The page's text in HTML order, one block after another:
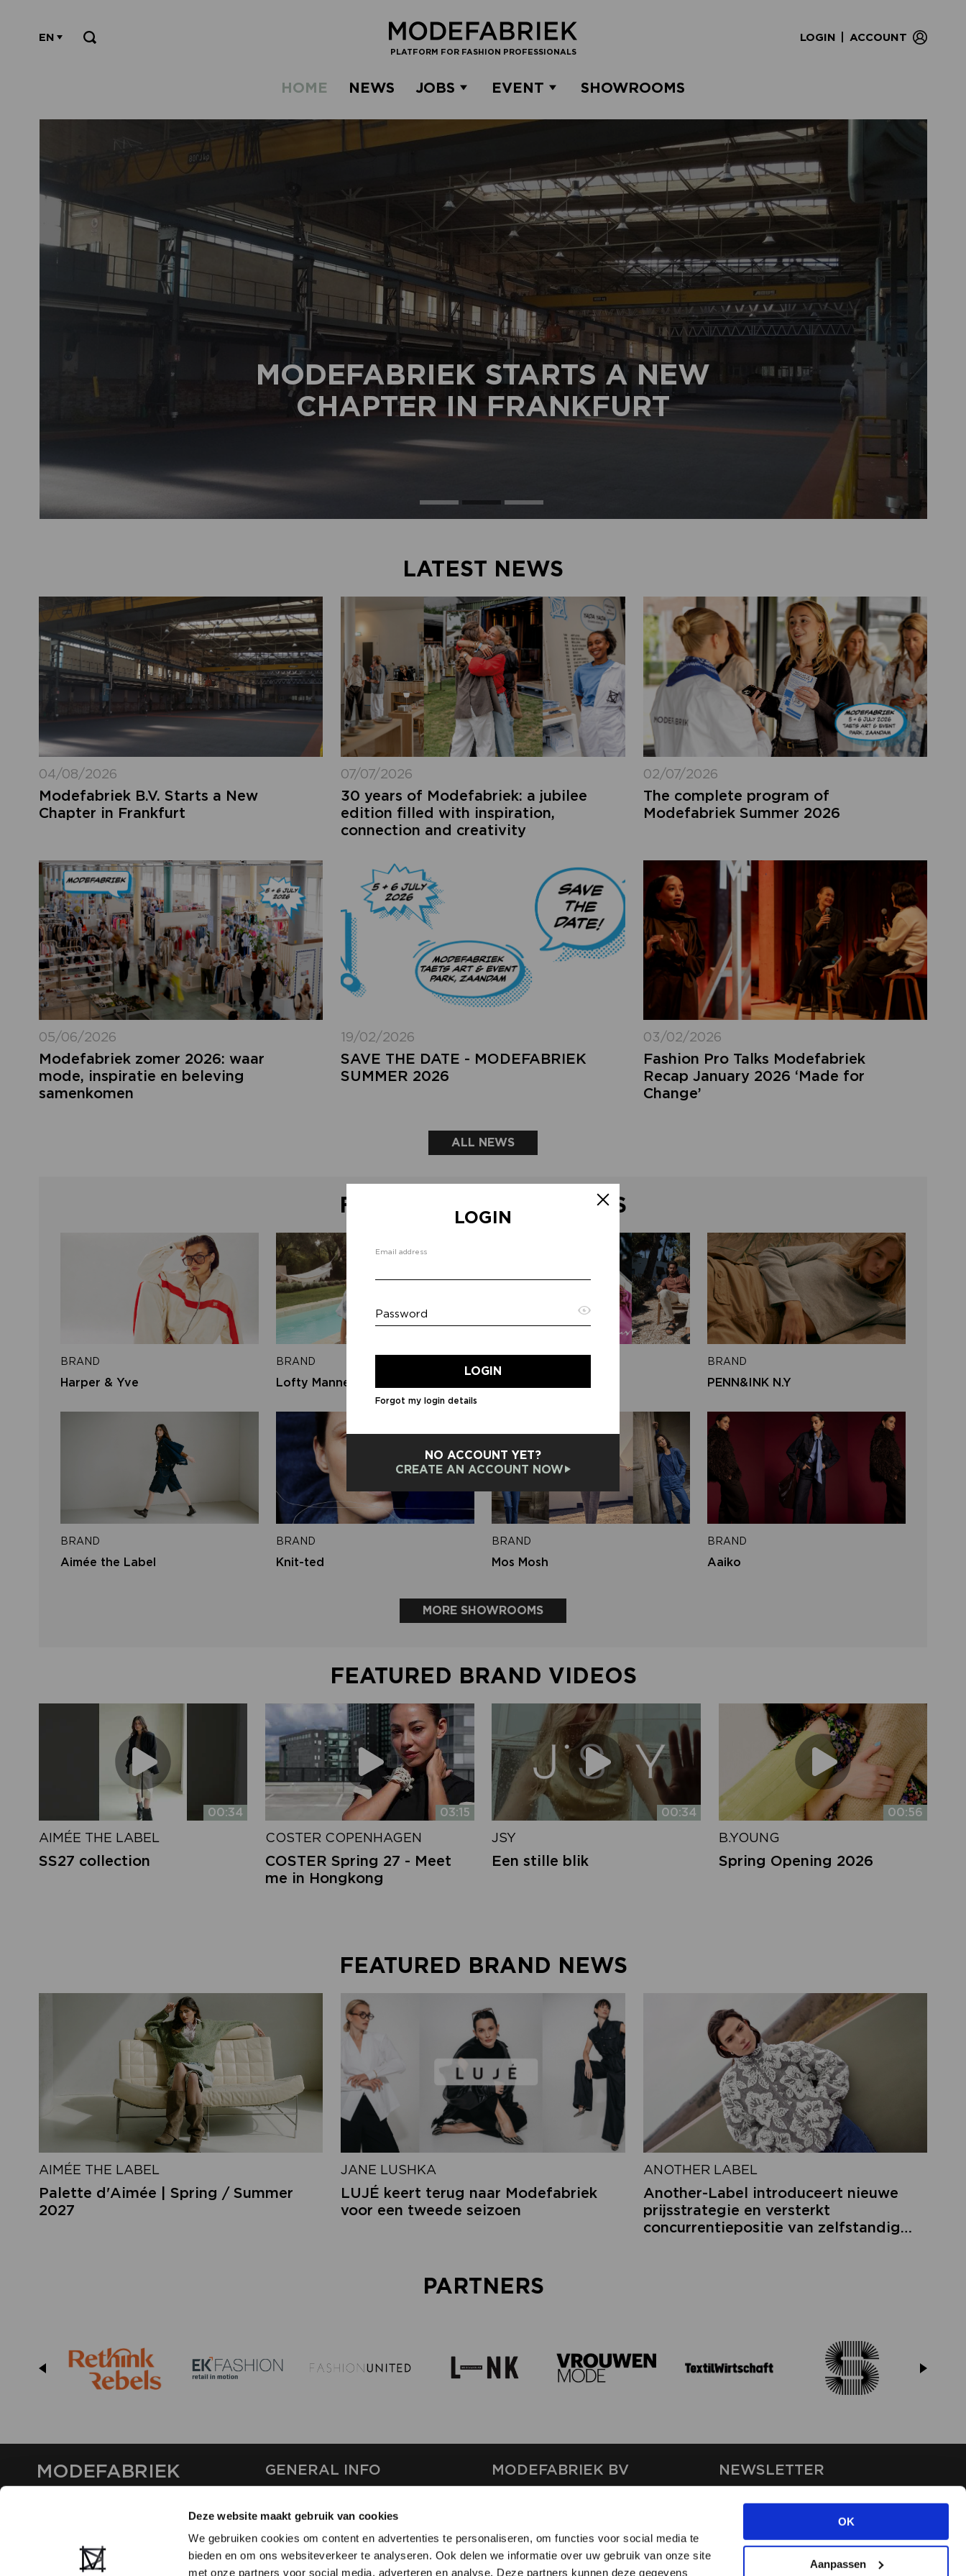
Deze website maakt gebruik van cookies
We gebruiken cookies om content en advertenties te personaliseren, om functies voor social media te
bieden en om ons websiteverkeer te analyseren. Ook delen we informatie over uw gebruik van onze site
met onze partners voor social media, adverteren en analyse. Deze partners kunnen deze gegevens
OK
Aanpassen
LOGIN
Email address
Password
LOGIN
Forgot my login details
DETAILS
Forgot your login details? Enter the email
address of your account and click 'send'
Email address
SEND
NO ACCOUNT YET?
CREATE AN ACCOUNT NOW
PLATFORM FOR FASHION PROFESSIONALS
LOGIN ACCOUNT
EN
HOME NEWS JOBS EVENT SHOWROOMS
MODEFABRIEK STARTS A NEW
CHAPTER IN FRANKFURT
LATEST NEWS
04/08/2026
Modefabriek B.V. Starts a New
Chapter in Frankfurt
07/07/2026
30 years of Modefabriek: a jubilee
edition filled with inspiration,
connection and creativity
02/07/2026
The complete program of
Modefabriek Summer 2026
05/06/2026
Modefabriek zomer 2026: waar
mode, inspiratie en beleving
samenkomen
19/02/2026
SAVE THE DATE - MODEFABRIEK
SUMMER 2026
03/02/2026
Fashion Pro Talks Modefabriek
Recap January 2026 ‘Made for
Change’
ALL NEWS
FEATURED SHOWROOMS
BRAND
Harper & Yve
BRAND
Lofty Manner
BRAND
PENN&INK N.Y
BRAND
Aimée the Label
BRAND
Knit-ted
BRAND
Mos Mosh
BRAND
Aaiko
MORE SHOWROOMS
FEATURED BRAND VIDEOS
00:34
AIMÉE THE LABEL
SS27 collection
03:15
COSTER COPENHAGEN
COSTER Spring 27 - Meet
me in Hongkong
00:34
JSY
Een stille blik
00:56
B.YOUNG
Spring Opening 2026
FEATURED BRAND NEWS
AIMÉE THE LABEL
Palette d'Aimée | Spring / Summer
2027
JANE LUSHKA
LUJÉ keert terug naar Modefabriek
voor een tweede seizoen
ANOTHER LABEL
Another-Label introduceert nieuwe
prijsstrategie en versterkt
concurrentiepositie van zelfstandige
PARTNERS
MODEFABRIEK GENERAL INFO
CONTACT
FAQ
PARTNERS
ADVERTISE
MODEFABRIEK BV
SHOWPROJECTS BV
SHIFT
NEWSLETTER
Stay up-to-date on our latest
news through the newsletter